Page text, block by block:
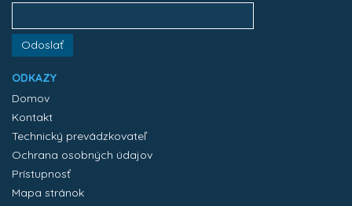
Odoslať
ODKAZY
Domov
Kontakt
Technický prevádzkovateľ
Ochrana osobných údajov
Prístupnosť
Mapa stránok